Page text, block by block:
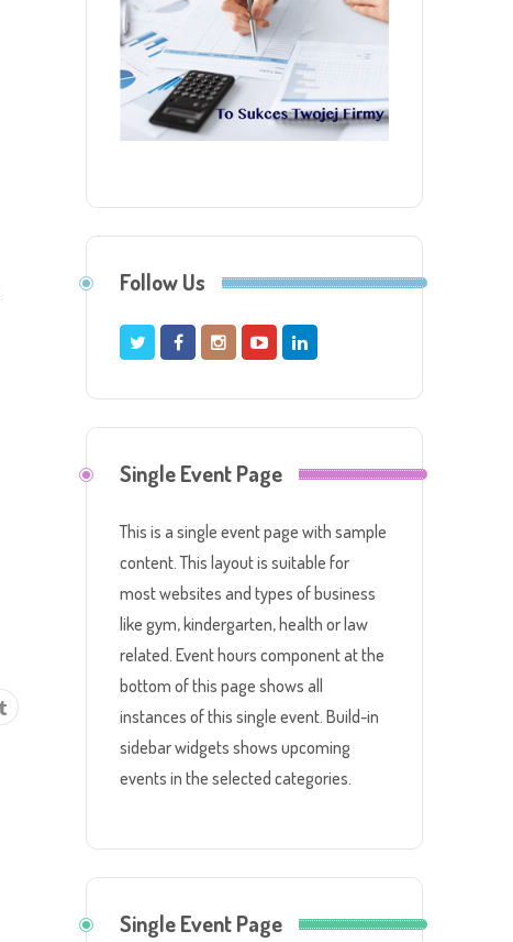
Follow Us
Single Event Page
This is a single event page with sample
content. This layout is suitable for
most websites and types of business
like gym, kindergarten, health or law
related. Event hours component at the
bottom of this page shows all
instances of this single event. Build-in
sidebar widgets shows upcoming
events in the selected categories.
Single Event Page